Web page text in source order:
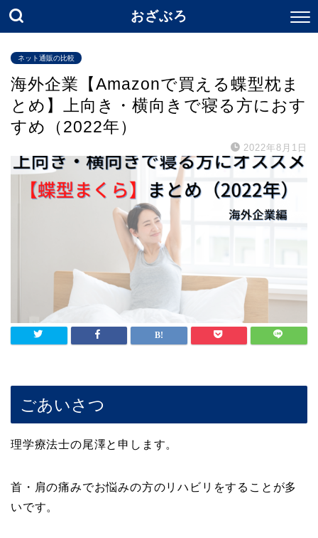
おざぶろ
ネット通販の比較
海外企業【Amazonで買える蝶型枕ま
とめ】上向き・横向きで寝る方におす
すめ（2022年）
2022年8月1日
ごあいさつ
理学療法士の尾澤と申します。
首・肩の痛みでお悩みの方のリハビリをすることが多
いです。